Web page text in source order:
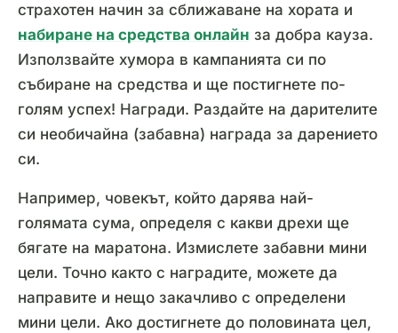
страхотен начин за сближаване на хората и
набиране на средства онлайн за добра кауза.
Използвайте хумора в кампанията си по
събиране на средства и ще постигнете по-
голям успех! Награди. Раздайте на дарителите
си необичайна (забавна) награда за дарението
си.
Например, човекът, който дарява най-
голямата сума, определя с какви дрехи ще
бягате на маратона. Измислете забавни мини
цели. Точно както с наградите, можете да
направите и нещо закачливо с определени
мини цели. Ако достигнете до половината цел,